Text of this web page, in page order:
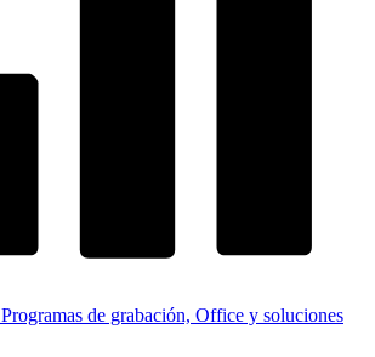
Programas de grabación, Office y soluciones